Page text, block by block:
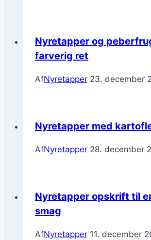
Nyretapper og
farverig ret
AfNyretapper 23. december
Nyretapper med
AfNyretapper 28. december
Nyretapper opskrift til
smag
AfNyretapper 11. december